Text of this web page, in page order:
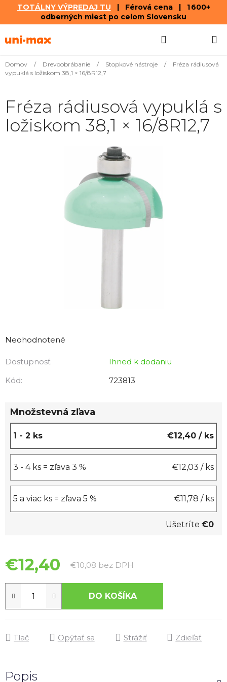
TOTÁLNY VÝPREDAJ TU | Férová cena | 1 600+
odberných miest po celom Slovensku
na
KOŠÍK
Domov / Drevoobrábanie / Stopkové nástroje /
Fréza rádiusová
vypuklá s ložiskom 38,1 × 16/8R12,7
hodnotenie
je
0,0
hviezdičiek.
Neohodnotené
Dostupnosť
Ihneď k dodaniu
Kód:
723813
Množstevná zľava
1 - 2 ks €12,40 / ks
3 - 4 ks = zľava 3 % €12,03 / ks
5 a viac ks = zľava 5 % €11,78 / ks
Ušetríte €0
€12,40 €10,08 bez DPH
DO KOŠÍKA
Tlač Opýtať sa Strážiť Zdieľať
Fréza rádiusová vypuklá s
ložiskom 38,1 × 16/8R12,7
Popis